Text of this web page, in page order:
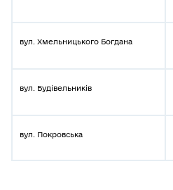
вул. Хмельницького Богдана
вул. Будівельників
вул. Покровська